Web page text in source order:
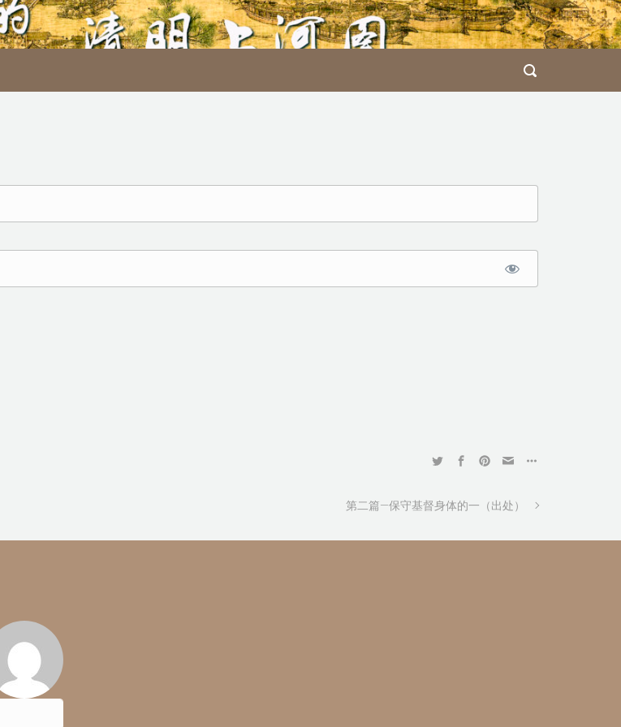
第二篇—保守基督身体的一（出处）